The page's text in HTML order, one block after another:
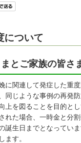
について
とご家族の皆さ
関連して発症した重
同じような事例の再発
上を図ることを目的とし
れた場合、一時金と分
誕生日までとなってい
ます。